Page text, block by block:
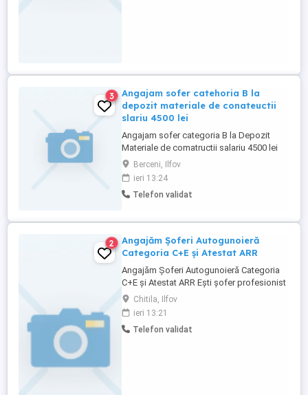
3
Angajam sofer catehoria B la
depozit materiale de conateuctii
slariu 4500 lei
Angajam sofer categoria B la Depozit
Materiale de comatructii salariu 4500 lei
Comuna Berceni judetul Ilfov
Berceni, Ilfov
ieri 13:24
Telefon validat
2
Angajăm Șoferi Autogunoieră
Categoria C+E și Atestat ARR
Angajăm Șoferi Autogunoieră Categoria
C+E și Atestat ARR Ești șofer profesionist
și cauți un loc de muncă stabil într-o
echipă serioasă? Alătură-te companiei
noastre! Cerințe: Permis categoria C+E
Atestat ARR valabil Experiența pe
Chitila, Ilfov
ieri 13:21
Telefon validat